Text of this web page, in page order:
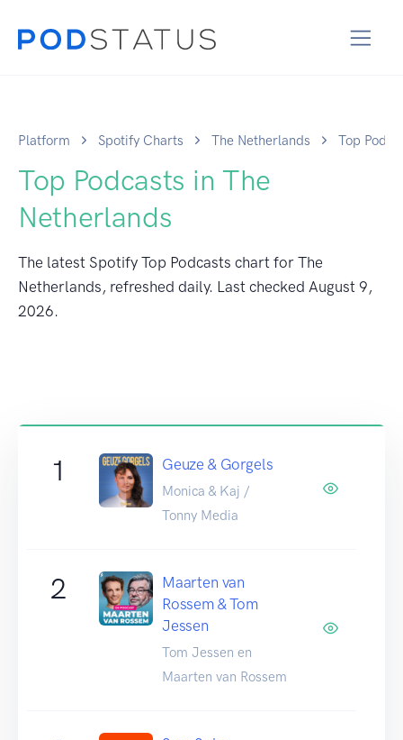
Platform Spotify Charts The Netherlands Top
Top Podcasts in The
Netherlands
The latest Spotify Top Podcasts chart for The
Netherlands, refreshed daily. Last checked August 9,
2026.
1 Geuze & Gorgels
Monica & Kaj /
Tonny Media
2
Maarten van
Rossem & Tom
Jessen
Tom Jessen en
Maarten van Rossem